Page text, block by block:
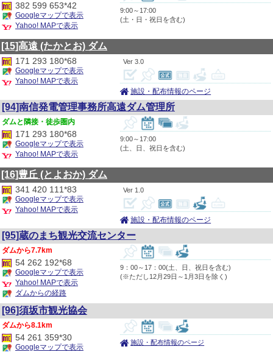
9:00～17:00
(土・日・祝日を含む)
382 599 653*42
Googleマップで表示
Yahoo! MAPで表示
[15]高遠 (たかとお) ダム
3.0
施設・配布情報のページ
171 293 180*68
Googleマップで表示
Yahoo! MAPで表示
[94]南信発電管理事務所高遠ダム管理所
9:00～17:00
(土、日、祝日を含む)
隣接・徒歩圏内
171 293 180*68
Googleマップで表示
Yahoo! MAPで表示
[16]豊丘 (とよおか) ダム
1.0
施設・配布情報のページ
341 420 111*83
Googleマップで表示
Yahoo! MAPで表示
[95]蔵のまち観光交流センター
9：00～17：00(土、日、祝日を含む)
(※ただし12月29日～1月3日を除く)
7.7km
54 262 192*68
Googleマップで表示
Yahoo! MAPで表示
ダムからの経路
[96]須坂市観光協会
施設・配布情報のページ
8.1km
54 261 359*30
Googleマップで表示